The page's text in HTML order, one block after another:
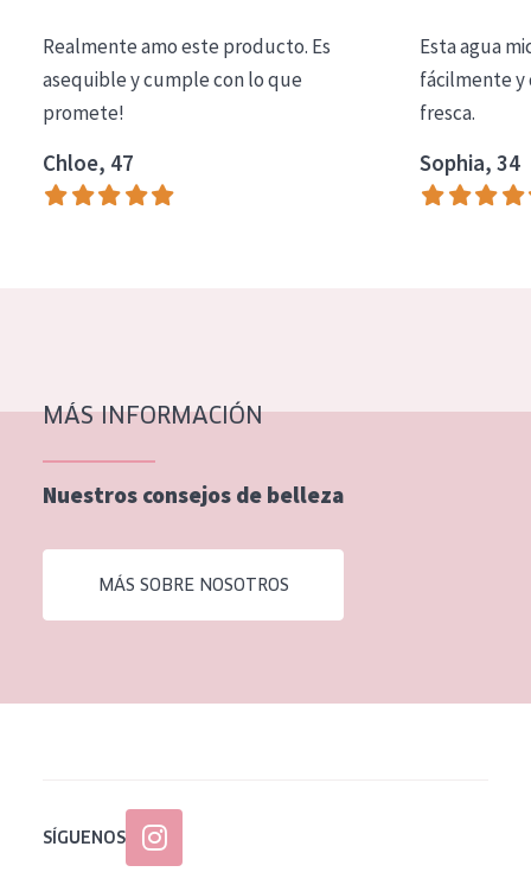
Essentials
Lift+
Expert
Piel madura
Piel menopáusica
EDAD
Realmente amo este producto. Es
asequible y cumple con lo que
promete!
Chloe, 47
Esta agua
fácilmente y
fresca.
Sophia, 34
MÁS INFORMACIÓN
Nuestros consejos de belleza
MÁS SOBRE NOSOTROS
SÍGUENOS